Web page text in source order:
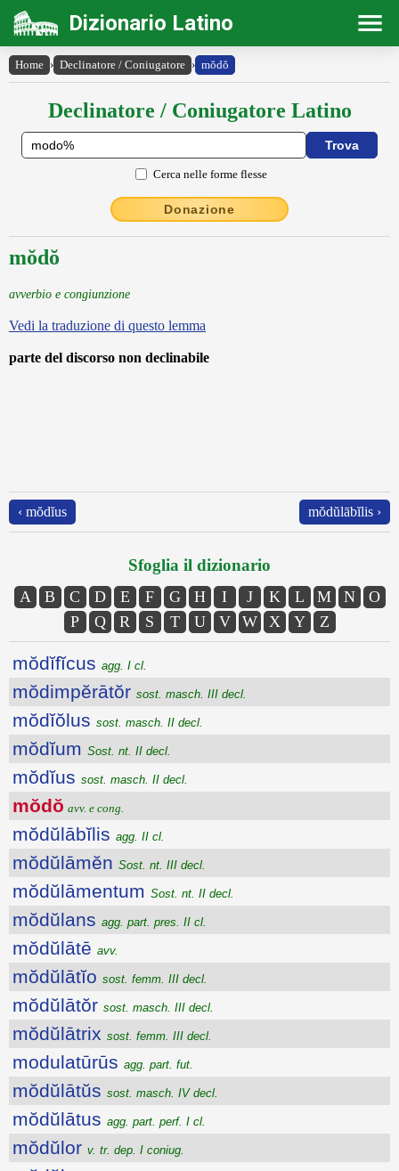
Dizionario Latino
Home › Declinatore / Coniugatore › mŏdŏ
Declinatore / Coniugatore Latino
Cerca nelle forme flesse
Donazione
mŏdŏ
avverbio e congiunzione
Vedi la traduzione di questo lemma
parte del discorso non declinabile
‹ mŏdĭus mŏdŭlābĭlis ›
Sfoglia il dizionario
A B C D E F G H I J K L M N
O
P
Q R S T U V W X Y Z
mŏdĭfĭcus agg. I cl.
mŏdimpĕrātŏr sost. masch. III decl.
mŏdĭŏlus sost. masch. II decl.
mŏdĭum Sost. nt. II decl.
mŏdĭus sost. masch. II decl.
mŏdŏ avv. e cong.
mŏdŭlābĭlis agg. II cl.
mŏdŭlāmĕn Sost. nt. III decl.
mŏdŭlāmentum Sost. nt. II decl.
mŏdŭlans agg. part. pres. II cl.
mŏdŭlātē avv.
mŏdŭlātĭo sost. femm. III decl.
mŏdŭlātŏr sost. masch. III decl.
mŏdŭlātrix sost. femm. III decl.
modulatūrūs agg. part. fut.
mŏdŭlātŭs sost. masch. IV decl.
mŏdŭlātus agg. part. perf. I cl.
mŏdŭlor v. tr. dep. I coniug.